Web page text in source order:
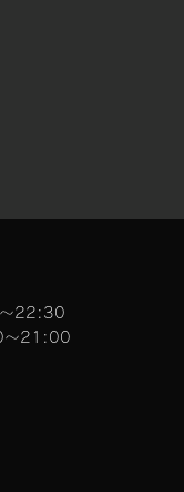
22:30
～21:00